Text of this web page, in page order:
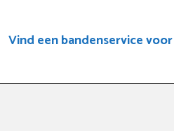
Vind een bandenservice